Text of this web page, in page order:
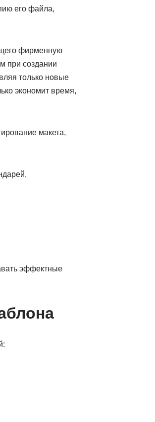
его файла,
фирменную
при создании
только новые
экономит время,
макета,
эффектные